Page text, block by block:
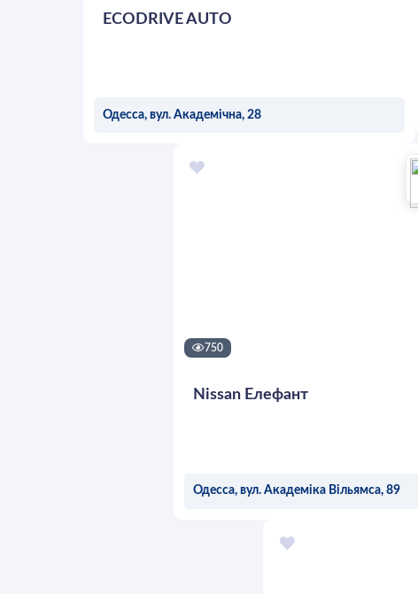
ECODRIVE AUTO
Одесса, вул. Академічна, 28
750
Nissan Елефант
Одесса, вул. Академіка Вільямса, 89